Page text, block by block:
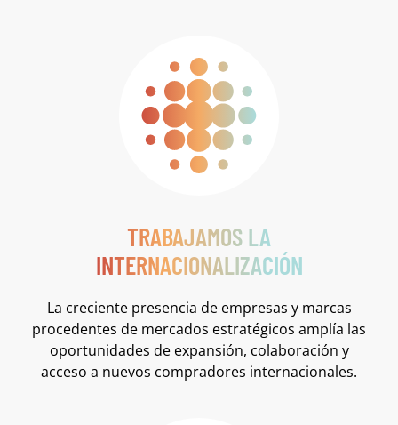
TRABAJAMOS LA
INTERNACIONALIZACIÓN
La creciente presencia de empresas y marcas
procedentes de mercados estratégicos amplía las
oportunidades de expansión, colaboración y
acceso a nuevos compradores internacionales.